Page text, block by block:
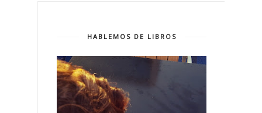
HABLEMOS DE LIBROS